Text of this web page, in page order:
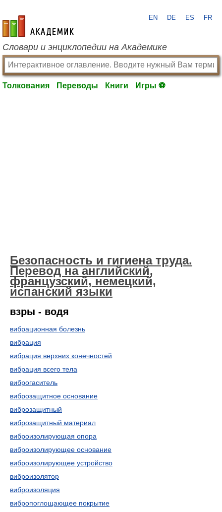
academic.ru
EN DE ES FR
Словари и энциклопедии на Академике
Толкования Переводы Книги Игры ⚽
Безопасность и гигиена труда.
Перевод на английский,
французский, немецкий,
испанский языки
взры - водя
вибрационная болезнь
вибрация
вибрация верхних конечностей
вибрация всего тела
виброгаситель
виброзащитное основание
виброзащитный
виброзащитный материал
виброизолирующая опора
виброизолирующее основание
виброизолирующее устройство
виброизолятор
виброизоляция
вибропоглощающее покрытие